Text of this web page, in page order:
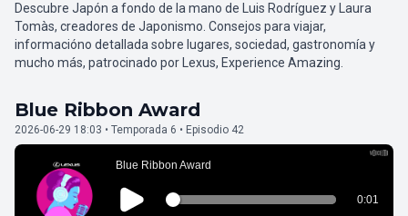
Descubre Japón a fondo de la mano de Luis Rodríguez y Laura
Tomàs, creadores de Japonismo. Consejos para viajar,
informacióno detallada sobre lugares, sociedad, gastronomía y
mucho más, patrocinado por Lexus, Experience Amazing.
Blue Ribbon Award
2026-06-29 18:03 • Temporada 6 • Episodio 42